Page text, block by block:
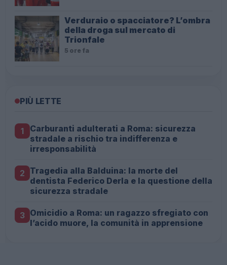
Verduraio o spacciatore? L’ombra
della droga sul mercato di
Trionfale
5 ore fa
PIÙ LETTE
1
Carburanti adulterati a Roma: sicurezza
stradale a rischio tra indifferenza e
irresponsabilità
2 Tragedia alla Balduina: la morte del
dentista Federico Derla e la questione della
sicurezza stradale
3 Omicidio a Roma: un ragazzo sfregiato con
l’acido muore, la comunità in apprensione